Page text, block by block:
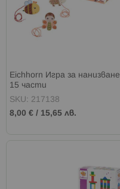
Eichhorn Игра за нанизване
15 части
SKU: 217138
8,00 € / 15,65 лв.